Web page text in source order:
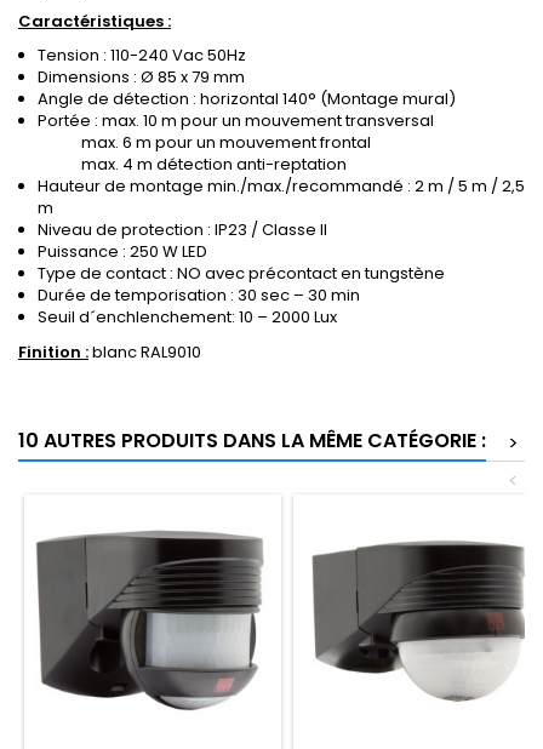
Caractéristiques :
Tension : 110-240 Vac 50Hz
Dimensions : Ø 85 x 79 mm
Angle de détection : horizontal 140° (Montage mural)
Portée : max. 10 m pour un mouvement transversal
max. 6 m pour un mouvement frontal
max. 4 m détection anti-reptation
Hauteur de montage min./max./recommandé : 2 m / 5 m / 2,5
m
Niveau de protection : IP23 / Classe II
Puissance : 250 W LED
Type de contact : NO avec précontact en tungstène
Durée de temporisation : 30 sec – 30 min
Seuil d´enchlenchement: 10 – 2000 Lux
Finition :blanc RAL9010
10 AUTRES PRODUITS DANS LA MÊME CATÉGORIE :
>
<